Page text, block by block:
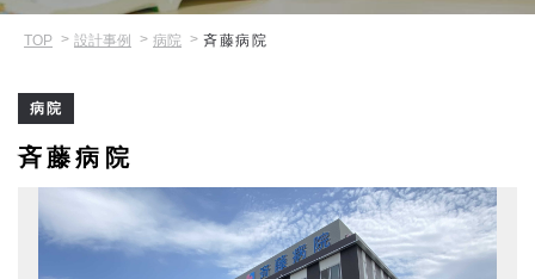
TOP 設計事例 病院 斉藤病院
病院
斉藤病院